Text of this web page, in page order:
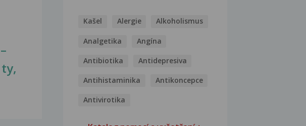
Kašel Alergie Alkoholismus
Analgetika Angína
Antibiotika Antidepresiva
Antihistaminika Antikoncepce
Antivirotika